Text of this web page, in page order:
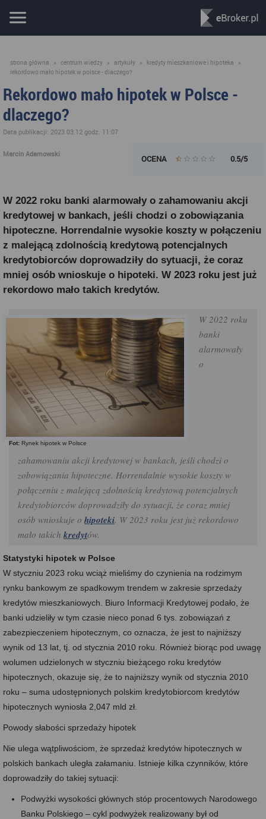
strona główna » centrum wiedzy » artykuły » kredyty mieszkaniowe i hipoteka
»
rekordowo mało hipotek w polsce - dlaczego?
Rekordowo mało hipotek w Polsce -
dlaczego?
Data publikacji: 2023.03.12 godz. 11:07
Marcin Adamowski OCENA 0.5/5
W 2022 roku banki alarmowały o zahamowaniu akcji
kredytowej w bankach, jeśli chodzi o zobowiązania
hipoteczne. Horrendalnie wysokie koszty w połączeniu
z malejącą zdolnością kredytową potencjalnych
kredytobiorców doprowadziły do sytuacji, że coraz
mniej osób wnioskuje o hipoteki. W 2023 roku jest już
rekordowo mało takich kredytów.
Fot: Rynek hipotek w Polsce
W 2022 roku
banki
alarmowały
o
zahamowaniu akcji kredytowej w bankach, jeśli chodzi o
zobowiązania hipoteczne. Horrendalnie wysokie koszty w
połączeniu z malejącą zdolnością kredytową potencjalnych
kredytobiorców doprowadziły do sytuacji, że coraz mniej
osób wnioskuje o hipoteki. W 2023 roku jest już rekordowo
mało takich kredytów.
Statystyki hipotek w Polsce
W styczniu 2023 roku wciąż mieliśmy do czynienia na rodzimym
rynku bankowym ze spadkowym trendem w zakresie sprzedaży
kredytów mieszkaniowych. Biuro Informacji Kredytowej podało, że
banki udzieliły w tym czasie nieco ponad 6 tys. zobowiązań z
zabezpieczeniem hipotecznym, co oznacza, że jest to najniższy
wynik od 13 lat, tj. od stycznia 2010 roku. Również biorąc pod uwagę
wolumen udzielonych w styczniu bieżącego roku kredytów
hipotecznych, okazuje się, że to najniższy wynik od stycznia 2010
roku – suma udostępnionych polskim kredytobiorcom kredytów
hipotecznych wyniosła 2,047 mld zł.
Powody słabości sprzedaży hipotek
Nie ulega wątpliwościom, że sprzedaż kredytów hipotecznych w
polskich bankach uległa załamaniu. Istnieje kilka czynników, które
doprowadziły do takiej sytuacji:
Podwyżki wysokości głównych stóp procentowych Narodowego
Banku Polskiego – cykl podwyżek realizowany był od